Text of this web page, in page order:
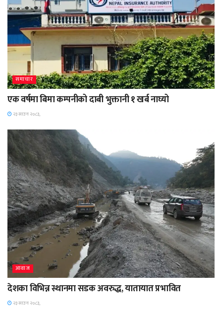
समाचार
एक वर्षमा बिमा कम्पनीको दाबी भुक्तानी १ खर्ब नाघ्यो
२३ साउन २०८३,
आवाज
देशका विभिन्न स्थानमा सडक अवरुद्ध, यातायात प्रभावित
२३ साउन २०८३,